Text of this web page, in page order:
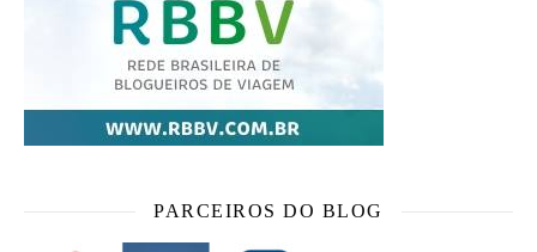
PARCEIROS DO BLOG